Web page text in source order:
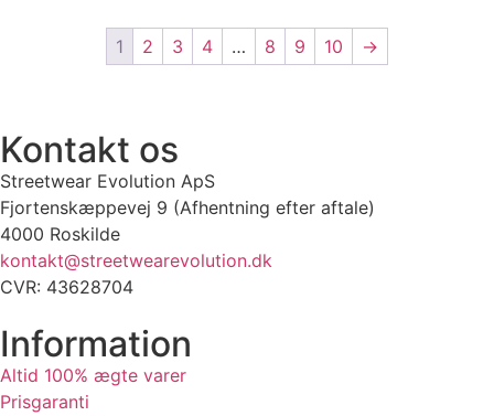
1 2 3 4 … 8 9 10 →
Kontakt os
Streetwear Evolution ApS
Fjortenskæppevej 9 (Afhentning efter aftale)
4000 Roskilde
kontakt@streetwearevolution.dk
CVR: 43628704
Information
Altid 100% ægte varer
Prisgaranti